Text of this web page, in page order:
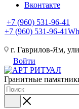
Вконтакте
+7 (960) 531-96-41
+7 (960) 531-96-41
г. Гаврилов-Ям,
Войти
Гранитные